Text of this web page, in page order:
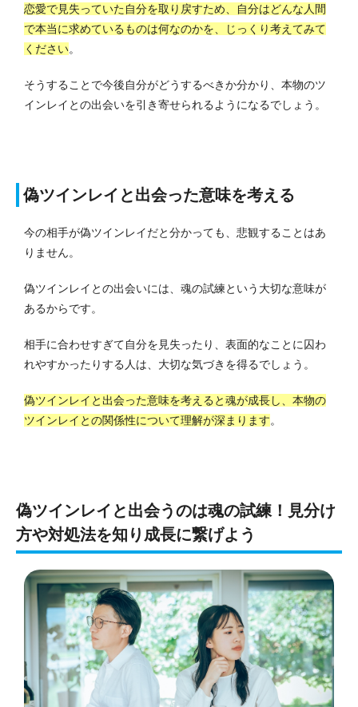
恋愛で見失っていた自分を取り戻すため、自分はどんな人間
で本当に求めているものは何なのかを、じっくり考えてみて
ください。
そうすることで今後自分がどうするべきか分かり、本物のツ
インレイとの出会いを引き寄せられるようになるでしょう。
偽ツインレイと出会った意味を考える
今の相手が偽ツインレイだと分かっても、悲観することはあ
りません。
偽ツインレイとの出会いには、魂の試練という大切な意味が
あるからです。
相手に合わせすぎて自分を見失ったり、表面的なことに囚わ
れやすかったりする人は、大切な気づきを得るでしょう。
偽ツインレイと出会った意味を考えると魂が成長し、本物の
ツインレイとの関係性について理解が深まります。
偽ツインレイと出会うのは魂の試練！見分け
方や対処法を知り成長に繋げよう